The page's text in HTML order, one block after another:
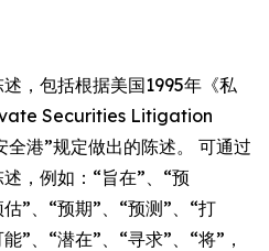
，包括根据美国1995年《私
Securities Litigation
港”规定做出的陈述。 可通过
，例如：“旨在”、“预
”、“预期”、“预测”、“打
”、“潜在”、“寻求”、“将”，